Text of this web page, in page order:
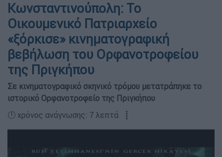
Κωνσταντινούπολη: Το
Οικουμενικό Πατριαρχείο
«ξόρκισε» κινηματογραφική
βεβήλωση του Ορφανοτροφείου
της Πριγκήπου
Σε κινηματογραφικό σκηνικό τρόμου μετατράπηκε το
ιστορικό Ορφανοτροφείο της Πριγκήπου
🕛 χρόνος ανάγνωσης: 7 λεπτά ┋